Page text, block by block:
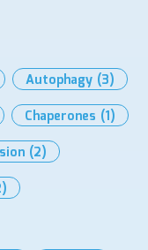
Autophagy (3)
Chaperones (1)
(2)